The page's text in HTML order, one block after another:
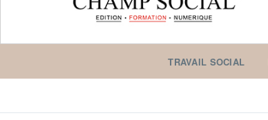
TRAVAIL SOCIAL